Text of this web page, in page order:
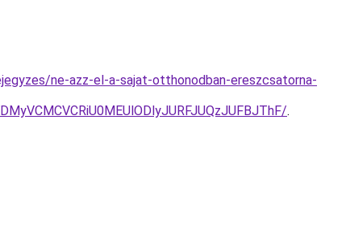
ne-azz-el-a-sajat-otthonodban-ereszcsatorna-
.